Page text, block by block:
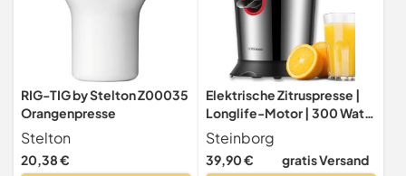
RIG-TIG by Stelton Z00035
Orangenpresse
Stelton
20,38 €
Elektrische Zitruspresse |
Longlife-Motor | 300 Watt
| Edelstahl | Elektrische
Saftpresse | Entsafter |
Auto-Start-Stop | Zitrus
Steinborg
39,90 € gratis Versand